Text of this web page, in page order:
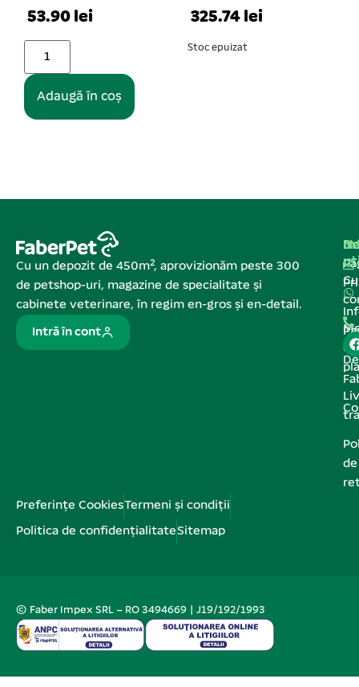
325.74 lei
1 buc. per set
Cu un depozit de 450m², aprovizionăm peste 300
de petshop-uri, magazine de specialitate și
cabinete veterinare, în regim en-gros și en-detail.
Intră în cont
de
de
Preferințe CookiesTermeni și condiții
Politica de confidențialitateSitemap
© Faber Impex SRL – RO 3494669 | J19/192/1993